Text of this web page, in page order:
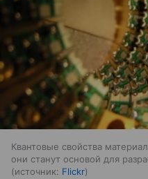
Квантовые свойства
они станут основой для
источник: Flickr